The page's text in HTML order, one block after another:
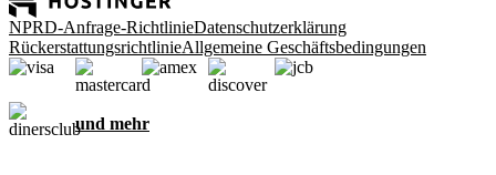
NPRD-Anfrage-RichtlinieDatenschutzerklärung
RückerstattungsrichtlinieAllgemeine Geschäftsbedingungen
und mehr